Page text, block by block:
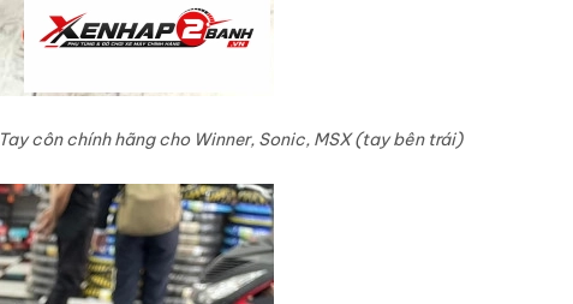
Tay côn chính hãng cho Winner, Sonic, MSX (tay bên trái)